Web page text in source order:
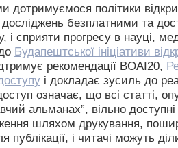
дотримуємося політики
досліджень безплатними та
і сприяти прогресу в науці,
Будапештської ініціативи
рекомендації BOAI20,
і докладає зусиль до
означає, що всі статті,
альманах”, вільно
шляхом друкування,
публікації, і читачі можуть